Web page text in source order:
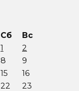
Сб
Вс
1
2
8
9
15
16
22
23